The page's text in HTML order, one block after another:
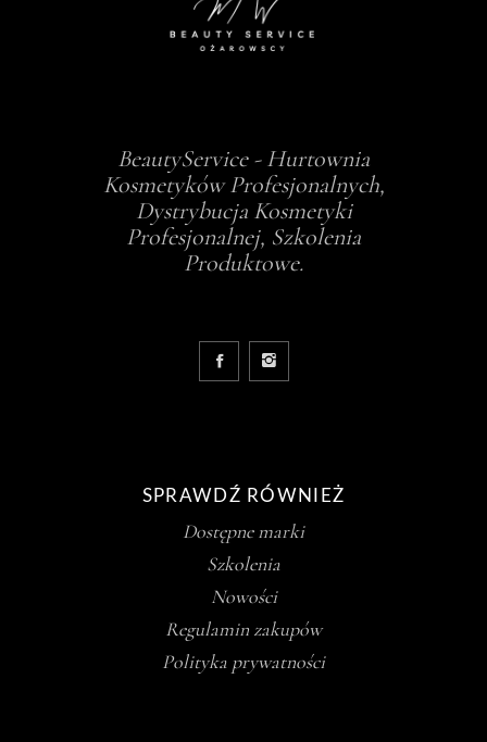
BeautyService - Hurtownia
Kosmetyków Profesjonalnych,
Dystrybucja Kosmetyki
Profesjonalnej, Szkolenia
Produktowe.
SPRAWDŹ RÓWNIEŻ
Dostępne marki
Szkolenia
Nowości
Regulamin zakupów
Polityka prywatności